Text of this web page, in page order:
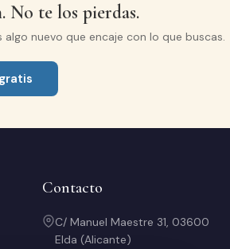
No te los pierdas.
nuevo que encaje con lo que buscas.
Contacto
C/ Manuel Maestre 31, 03600
Elda (Alicante)